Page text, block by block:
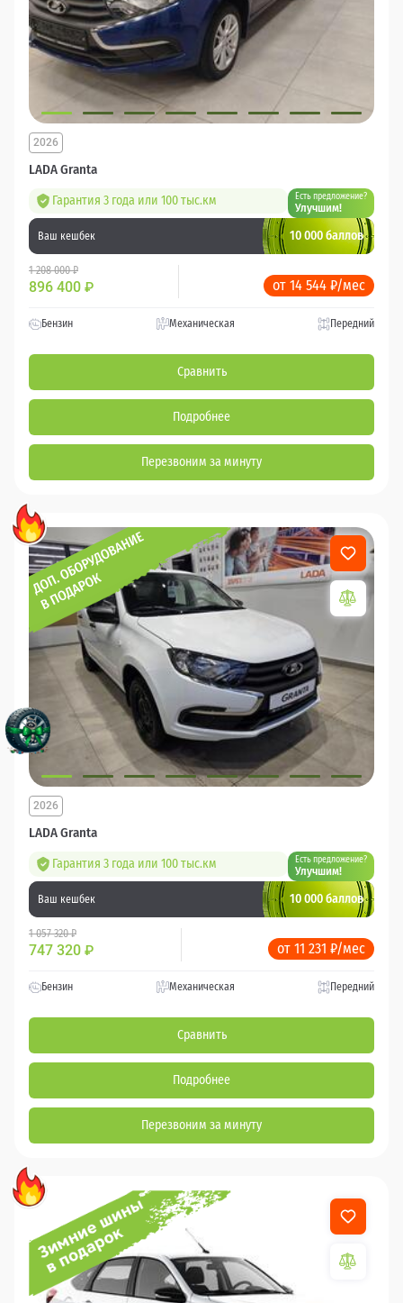
LADA Granta
2026
Гарантия 3 года или 100 тыс.км Есть предложение?
Улучшим!
Ваш кешбек 10 000 баллов
1 208 000 ₽
896 400 ₽ от 14 544 ₽/мес
Бензин Механическая Передний
Сравнить
Подробнее
Перезвоним за минуту
LADA Granta
2026
Гарантия 3 года или 100 тыс.км Есть предложение?
Улучшим!
Ваш кешбек 10 000 баллов
1 057 320 ₽
747 320 ₽ от 11 231 ₽/мес
Бензин Механическая Передний
Сравнить
Подробнее
Перезвоним за минуту